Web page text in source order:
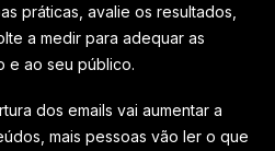
práticas, avalie os resultados,
a medir para adequar as
e ao seu público.
dos emails vai aumentar a
mais pessoas vão ler o que